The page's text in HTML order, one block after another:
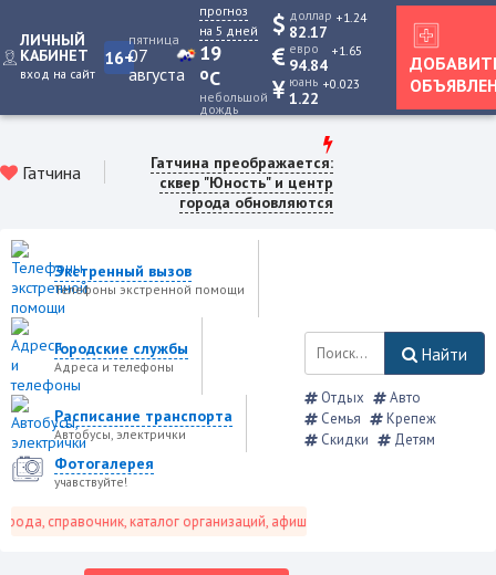
ЛИЧНЫЙ
КАБИНЕТ
вход на сайт
16+
пятница
07
августа
прогноз
на 5 дней
19
oC
небольшой
дождь
доллар
82.17
+1.24
евро
94.84
+1.65
юань
1.22
+0.023
Гатчина
Гатчина преображается:
сквер "Юность" и центр
города обновляются
Экстренный вызов
Телефоны экстренной помощи
Городские службы
Адреса и телефоны
Расписание транспорта
Автобусы, электрички
Фотогалерея
учавствуйте!
справочник, каталог организаций, афиша событий и не только это.
Найти
Отдых
Авто
Семья
Крепеж
Скидки
Детям